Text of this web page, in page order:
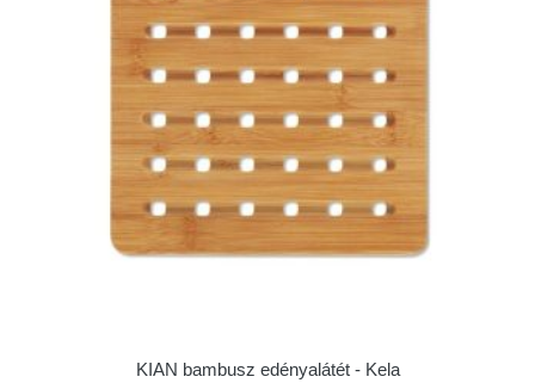
KIAN bambusz edényalátét - Kela